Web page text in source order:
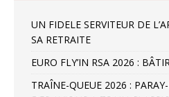
UN FIDELE SERVITEUR DE
SA RETRAITE
EURO FLY’IN RSA 2026 :
TRAÎNE-QUEUE 2026 :